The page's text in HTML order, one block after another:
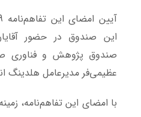
این صندوق در حضور
صندوق پژوهش و
عظیمی‌فر مدیرعامل هلدینگ
با امضای این تفاهم‌نامه،